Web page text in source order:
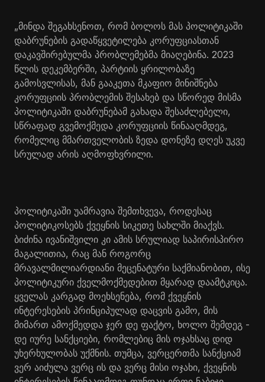
„მინდა შეგახსენოთ, რომ ბოლოს მას პოლიტიკაში
დაბრუნების გადაწყვეტილება კორუფციასთან
დაკავშირებულმა პრობლემებმა მიაღებინა. 2023
წლის დეკემბერში, პარტიის ყრილობაზე
გამოსვლისას, მან გააკეთა მკაფიო მინიშნება
კორუფციის პრობლემის შესახებ და სწორედ მისმა
პოლიტიკაში დაბრუნებამ გახადა შესაძლებელი,
სწრაფად გვემოქმედა კორუფციის წინააღმდეგ,
რომელიც მმართველობის ზედა დონეზე დღეს უკვე
სრულად არის აღმოფხვრილი.
პოლიტიკაში უამრავია შემთხვევა, როდესაც
პოლიტიკოსებს ქვეყნის სიკეთე სახლში მიაქვს.
ბიძინა ივანიშვილი კი ამის სრულიად საპირისპირო
მაგალითია, რაც მან როგორც
მრავალმილიარდიანი მეცენატური საქმიანობით, ისე
პოლიტიკური ქველმოქმედებით მყარად დაამტკიცა.
ყველას კარგად მოეხსენება, რომ ქვეყნის
ინტერესების პრინციპულად დაცვის გამო, მის
მიმართ ამოქმედდა ჯერ დე ფაქტო, ხოლო შემდეგ -
დე იურე სანქციები, რომლებიც მის ოჯახსაც დიდ
უხერხულობას უქმნის. თუმცა, ვერცერთმა სანქციამ
ვერ აიძულა ვერც ის და ვერც მისი ოჯახი, ქვეყნის